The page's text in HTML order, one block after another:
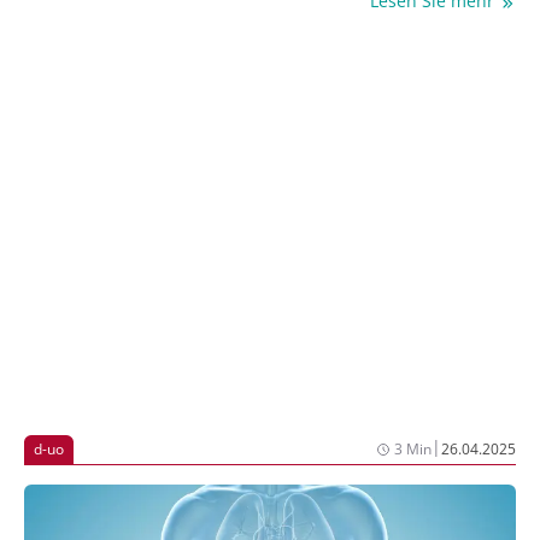
d-uo lässt vermuten, dass die Versorgungssituation
d-uo 3 Min|26.04.2025